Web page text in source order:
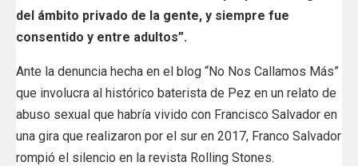
del ámbito privado de la gente, y siempre fue
consentido y entre adultos”.
Ante la denuncia hecha en el blog “No Nos Callamos Más”
que involucra al histórico baterista de Pez en un relato de
abuso sexual que habría vivido con Francisco Salvador en
una gira que realizaron por el sur en 2017, Franco Salvador
rompió el silencio en la revista Rolling Stones.